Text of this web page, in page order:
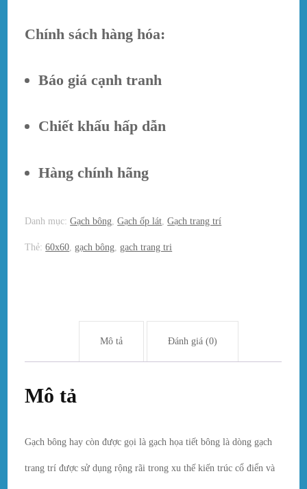
Chính sách hàng hóa:
Báo giá cạnh tranh
Chiết khấu hấp dẫn
Hàng chính hãng
Danh mục:Gạch bông ,Gạch ốp lát ,Gạch trang trí
Thẻ:60x60 gạch bông gach trang tri
Mô tả Đánh giá (0)
Mô tả
Gạch bông hay còn được gọi là gạch họa tiết bông là dòng gạch
trang trí được sử dụng rộng rãi trong xu thế kiến trúc cổ điển và